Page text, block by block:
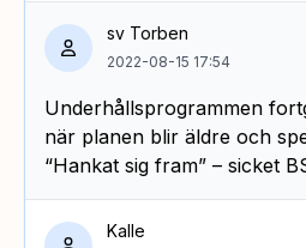
sv Torben
2022-08-15 17:54
Underhållsprogrammen
när planen blir äldre och
“Hankat sig fram” – sicket
Kalle